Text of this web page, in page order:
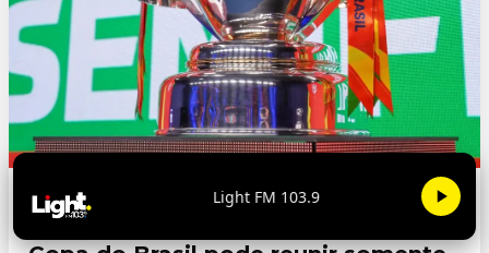
ESPORTES 06/08/2026 10:55
Light FM 103.9